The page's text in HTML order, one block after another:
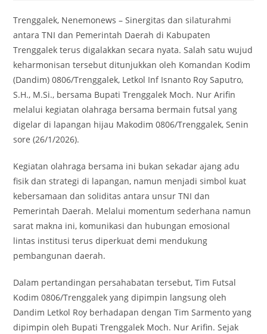
Trenggalek, Nenemonews – Sinergitas dan silaturahmi
antara TNI dan Pemerintah Daerah di Kabupaten
Trenggalek terus digalakkan secara nyata. Salah satu wujud
keharmonisan tersebut ditunjukkan oleh Komandan Kodim
(Dandim) 0806/Trenggalek, Letkol Inf Isnanto Roy Saputro,
S.H., M.Si., bersama Bupati Trenggalek Moch. Nur Arifin
melalui kegiatan olahraga bersama bermain futsal yang
digelar di lapangan hijau Makodim 0806/Trenggalek, Senin
sore (26/1/2026).
Kegiatan olahraga bersama ini bukan sekadar ajang adu
fisik dan strategi di lapangan, namun menjadi simbol kuat
kebersamaan dan soliditas antara unsur TNI dan
Pemerintah Daerah. Melalui momentum sederhana namun
sarat makna ini, komunikasi dan hubungan emosional
lintas institusi terus diperkuat demi mendukung
pembangunan daerah.
Dalam pertandingan persahabatan tersebut, Tim Futsal
Kodim 0806/Trenggalek yang dipimpin langsung oleh
Dandim Letkol Roy berhadapan dengan Tim Sarmento yang
dipimpin oleh Bupati Trenggalek Moch. Nur Arifin. Sejak